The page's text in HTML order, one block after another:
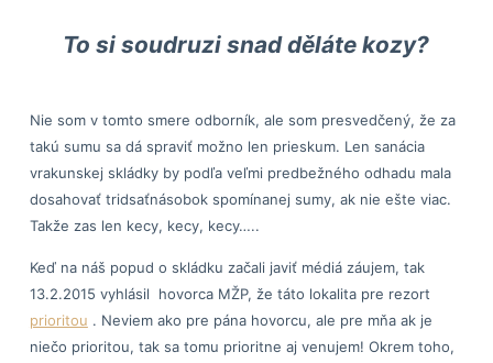
To si soudruzi snad děláte kozy?
Nie som v tomto smere odborník, ale som presvedčený, že za
takú sumu sa dá spraviť možno len prieskum. Len sanácia
vrakunskej skládky by podľa veľmi predbežného odhadu mala
dosahovať tridsaťnásobok spomínanej sumy, ak nie ešte viac.
Takže zas len kecy, kecy, kecy…..
Keď na náš popud o skládku začali javiť médiá záujem, tak
13.2.2015 vyhlásil hovorca MŽP, že táto lokalita pre rezort
prioritou . Neviem ako pre pána hovorcu, ale pre mňa ak je
niečo prioritou, tak sa tomu prioritne aj venujem! Okrem toho,